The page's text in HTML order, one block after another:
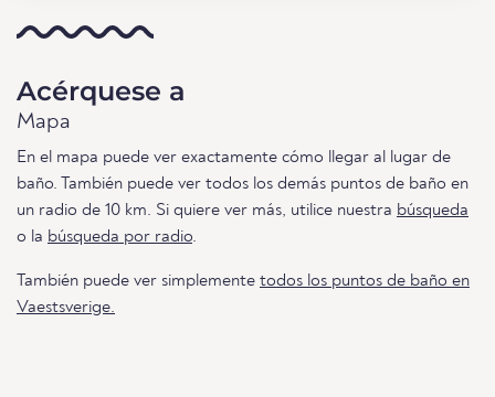
Acérquese a
Mapa
En el mapa puede ver exactamente cómo llegar al lugar de
baño. También puede ver todos los demás puntos de baño en
un radio de 10 km. Si quiere ver más, utilice nuestra búsqueda
o la búsqueda por radio.
También puede ver simplemente todos los puntos de baño en
Vaestsverige.